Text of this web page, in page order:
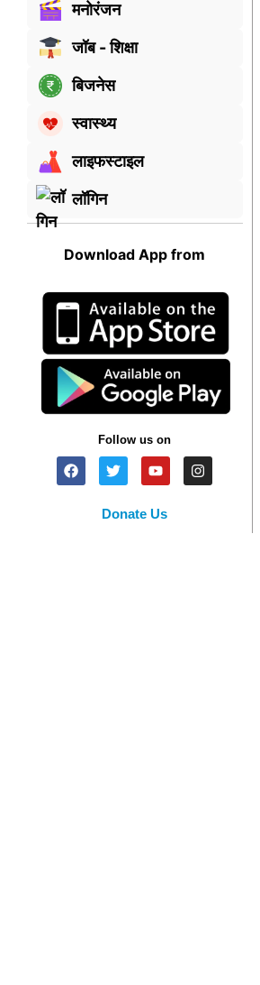
मनोरंजन
जॉब - शिक्षा
बिजनेस
स्वास्थ्य
लाइफस्टाइल
लॉगिन
Download App from
Follow us on
Donate Us